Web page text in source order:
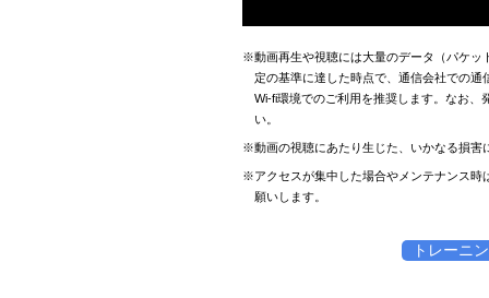
※動画再生や視聴には大量のデータ（パケッ
定の基準に達した時点で、通信会社での通
Wi-fi環境でのご利用を推奨します。なお、
い。
※動画の視聴にあたり生じた、いかなる損害
※アクセスが集中した場合やメンテナンス時
願いします。
トレーニ